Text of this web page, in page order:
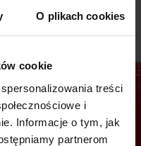
O plikach cookies
cookie
treści
i
Informacje o tym, jak
partnerom
tą ofertą?